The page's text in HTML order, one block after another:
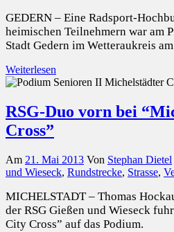
GEDERN – Eine Radsport-
heimischen Teilnehmern war am
Stadt Gedern im Wetteraukreis
Weiterlesen
RSG-Duo vorn bei
Cross”
Am 21. Mai 2013 Von Stephan Dietel
und Wieseck, Rundstrecke, Strasse,
MICHELSTADT – Thomas
der RSG Gießen und Wieseck
City Cross” auf das Podium.